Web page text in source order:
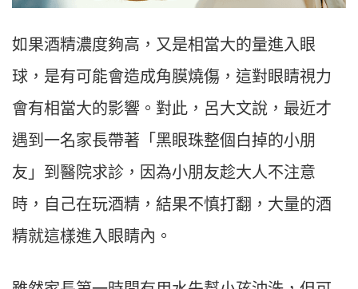
如果酒精濃度夠高，又是相當大的量進入眼
球，是有可能會造成角膜燒傷，這對眼睛視力
會有相當大的影響。對此，呂大文說，最近才
遇到一名家長帶著「黑眼珠整個白掉的小朋
友」到醫院求診，因為小朋友趁大人不注意
時，自己在玩酒精，結果不慎打翻，大量的酒
精就這樣進入眼睛內。